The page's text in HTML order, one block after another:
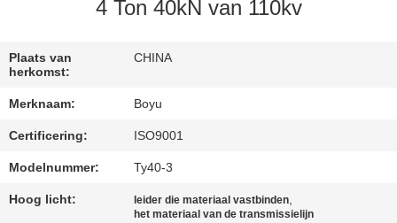
VERZOEK
OM EEN
CITAAT
4 Ton 40kN van 110kv
Plaats van
herkomst:
CHINA
Merknaam: Boyu
Certificering: ISO9001
Modelnummer: Ty40-3
Hoog licht: leider die materiaal vastbinden,
het materiaal van de transmissielijn